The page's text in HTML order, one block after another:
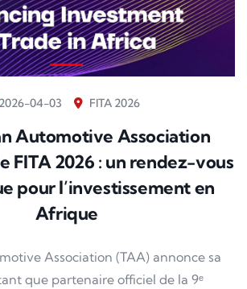
2026-04-03 FITA 2026
Automotive Association
FITA 2026 : un rendez-vous
pour l’investissement en
Afrique
Association (TAA) annonce sa
que partenaire officiel de la 9ᵉ